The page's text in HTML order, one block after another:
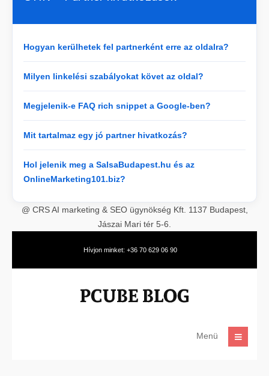
Hogyan kerülhetek fel partnerként erre az oldalra?
Milyen linkelési szabályokat követ az oldal?
Megjelenik-e FAQ rich snippet a Google-ben?
Mit tartalmaz egy jó partner hivatkozás?
Hol jelenik meg a SalsaBudapest.hu és az
OnlineMarketing101.biz?
@ CRS AI marketing & SEO ügynökség Kft. 1137 Budapest,
Jászai Mari tér 5-6.
Hívjon minket: +36 70 629 06 90
Menü